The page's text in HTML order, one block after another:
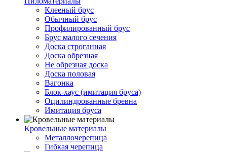
Клееный брус
Обычный брус
Профилированный брус
Брус малого сечения
Доска строганная
Доска обрезная
Не обрезная доска
Доска половая
Вагонка
Блок-хаус (имитация бруса)
Оцилиндрованные бревна
Имитация бруса
Кровельные материалы
Металлочерепица
Гибкая черепица